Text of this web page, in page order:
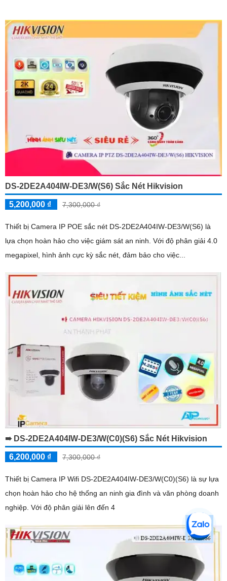
DS-2DE2A404IW-DE3/W(S6) Sắc Nét Hikvision
5,200,000 ₫ 7,300,000 ₫
Thiết bị Camera IP POE sắc nét DS-2DE2A404IW-DE3/W(S6) là
lựa chọn hoàn hảo cho việc giám sát an ninh. Với độ phân giải 4.0
megapixel, hình ảnh cực kỳ sắc nét, đảm bảo cho việc...
➠ DS-2DE2A404IW-DE3/W(C0)(S6) Sắc Nét Hikvision
6,200,000 ₫ 7,300,000 ₫
Thiết bị Camera IP Wifi DS-2DE2A404IW-DE3/W(C0)(S6) là sự lựa
chọn hoàn hảo cho hệ thống an ninh gia đình và văn phòng doanh
nghiệp. Với độ phân giải lên đến 4